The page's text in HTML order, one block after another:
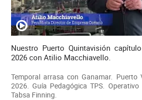
Nuestro Puerto Quintavisión
2026 con Atilio Macchiavello.
Temporal arrasa con Ganamar. Puerto
2026. Guía Pedagógica TPS. Operativo
Tabsa Finning.